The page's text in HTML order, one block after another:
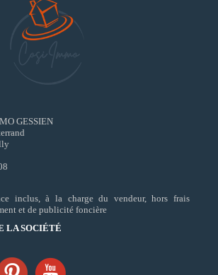
GESSIEN
inclus, à la charge du vendeur, hors frais
et de publicité foncière
LA SOCIÉTÉ